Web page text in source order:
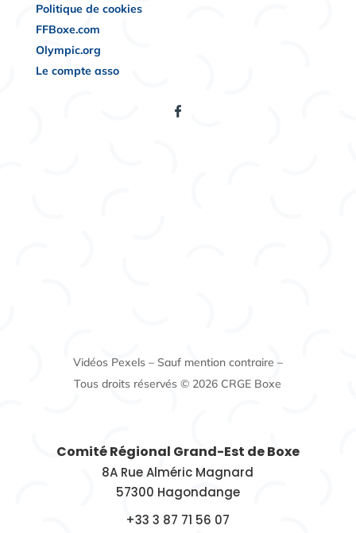
Politique de cookies
FFBoxe.com
Olympic.org
Le compte asso
Vidéos Pexels – Sauf mention contraire –
Tous droits réservés © 2026 CRGE Boxe
Comité Régional Grand-Est de Boxe
8A Rue Alméric Magnard
57300 Hagondange
+33 3 87 71 56 07